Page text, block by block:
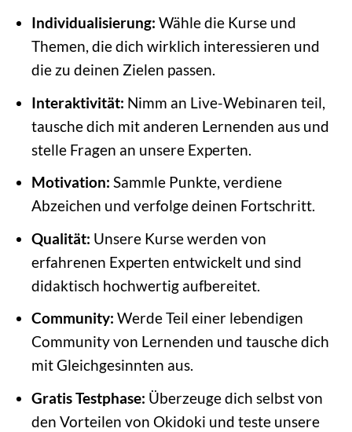
Individualisierung: Wähle die Kurse und
Themen, die dich wirklich interessieren und
die zu deinen Zielen passen.
Interaktivität: Nimm an Live-Webinaren teil,
tausche dich mit anderen Lernenden aus und
stelle Fragen an unsere Experten.
Motivation: Sammle Punkte, verdiene
Abzeichen und verfolge deinen Fortschritt.
Qualität: Unsere Kurse werden von
erfahrenen Experten entwickelt und sind
didaktisch hochwertig aufbereitet.
Community: Werde Teil einer lebendigen
Community von Lernenden und tausche dich
mit Gleichgesinnten aus.
Gratis Testphase: Überzeuge dich selbst von
den Vorteilen von Okidoki und teste unsere